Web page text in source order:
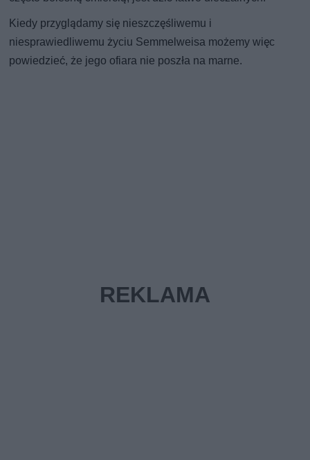
Kiedy przyglądamy się nieszczęśliwemu i
niesprawiedliwemu życiu Semmelweisa możemy więc
powiedzieć, że jego ofiara nie poszła na marne.